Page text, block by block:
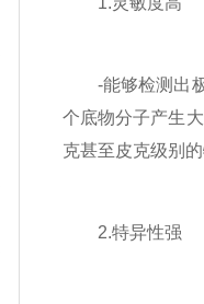
-能够检测出极
个底物分子产生
克甚至皮克级别
2.特异性强